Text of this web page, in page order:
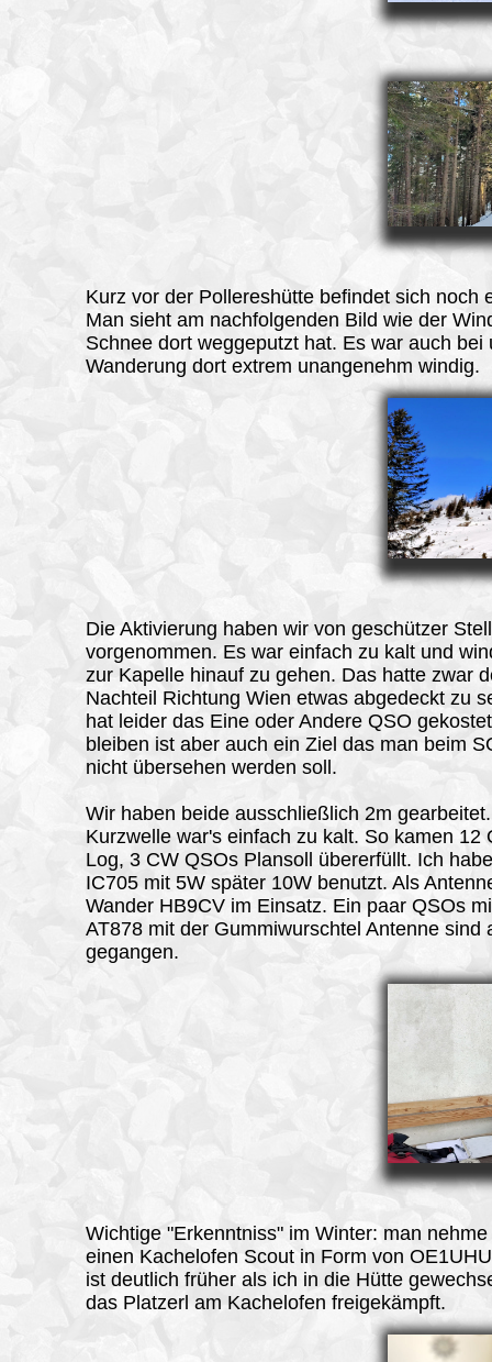
Kurz vor der Pollereshütte befindet sich noch
Man sieht am nachfolgenden Bild wie der
Schnee dort weggeputzt hat. Es war auch bei
Wanderung dort extrem unangenehm windig.
Die Aktivierung haben wir von geschützer
vorgenommen. Es war einfach zu kalt und
zur Kapelle hinauf zu gehen. Das hatte zwar
Nachteil Richtung Wien etwas abgedeckt zu
hat leider das Eine oder Andere QSO
bleiben ist aber auch ein Ziel das man beim
nicht übersehen werden soll.
Wir haben beide ausschließlich 2m
Kurzwelle war's einfach zu kalt. So kamen 12
Log, 3 CW QSOs Plansoll übererfüllt. Ich
IC705 mit 5W später 10W benutzt. Als
Wander HB9CV im Einsatz. Ein paar QSOs
AT878 mit der Gummiwurschtel Antenne sind
gegangen.
Wichtige "Erkenntniss" im Winter: man
einen Kachelofen Scout in Form von
ist deutlich früher als ich in die Hütte
das Platzerl am Kachelofen freigekämpft.